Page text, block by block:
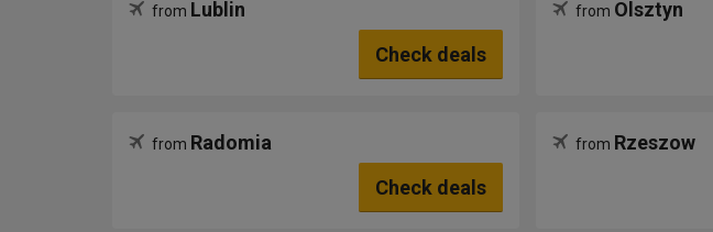
from Lublin
Check deals
from Olsztyn
from Radomia
Check deals
from Rzeszow